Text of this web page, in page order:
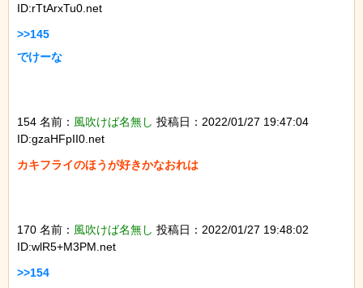
ID:rTtArxTu0.net
>>145
でけーな
154 名前： 風吹けば名無し 投稿日：2022/01/27 19:47:04
ID:gzaHFpII0.net
カキフライのほうが好きかなおれは
170 名前： 風吹けば名無し 投稿日：2022/01/27 19:48:02
ID:wlR5+M3PM.net
>>154